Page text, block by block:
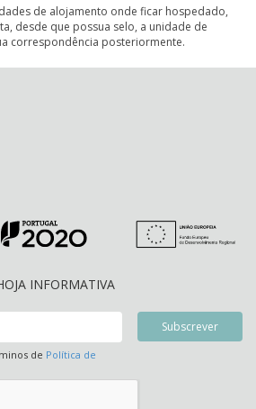
de alojamento onde ficar hospedado,
desde que possua selo, a unidade de
correspondência posteriormente.
INFORMATIVA
de Política de